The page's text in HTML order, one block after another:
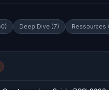
Deep Dive (7) Ressources